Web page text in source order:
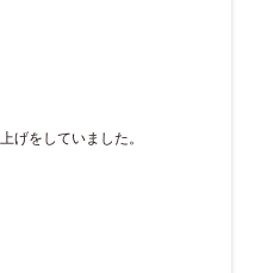
げをしていました。